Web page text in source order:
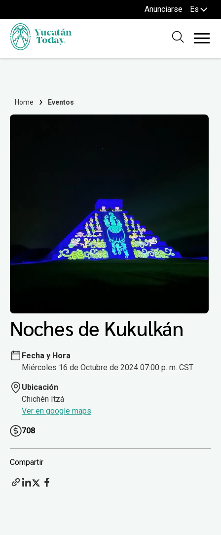
Anunciarse Es
Home Eventos
Noches de Kukulkán
Fecha y Hora
Miércoles 16 de Octubre de 2024 07:00 p. m. CST
Ubicación
Chichén Itzá
Ver en google maps
708
Compartir